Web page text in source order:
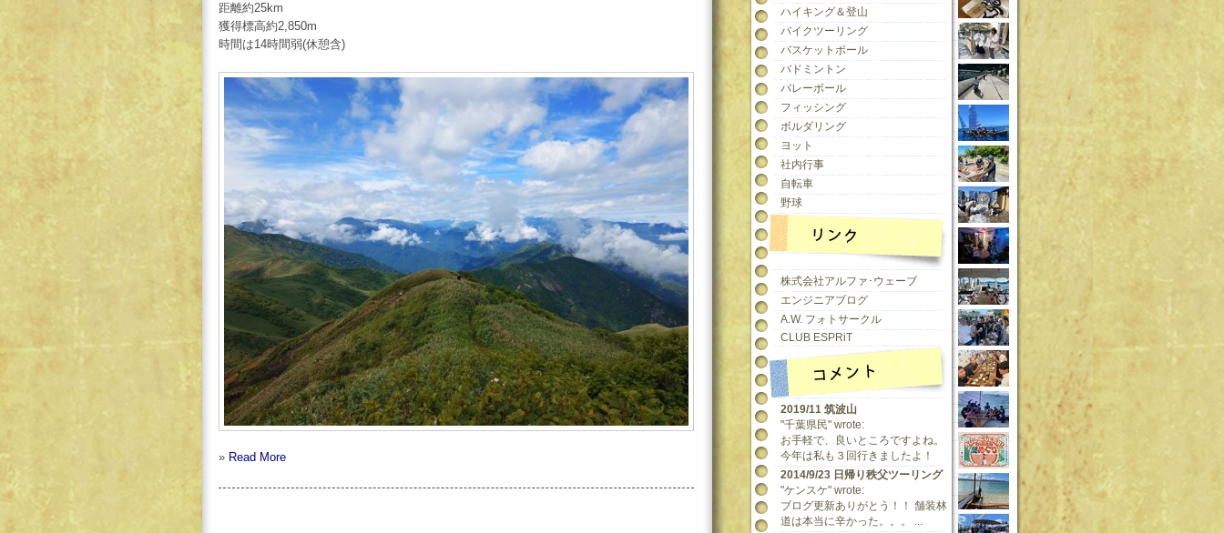
距離約25km
獲得標高約2,850m
時間は14時間弱(休憩含)
» Read More
ハイキング＆登山
バイクツーリング
バスケットボール
バドミントン
バレーボール
フィッシング
ボルダリング
ヨット
社内行事
自転車
野球
株式会社アルファ･ウェーブ
エンジニアブログ
A.W. フォトサークル
CLUB ESPRiT
2019/11 筑波山
"千葉県民" wrote:
お手軽で、良いところですよね。
今年は私も３回行きましたよ！
2014/9/23 日帰り秩父ツーリング
"ケンスケ" wrote:
ブログ更新ありがとう！！ 舗装林
道は本当に辛かった。。。 ...